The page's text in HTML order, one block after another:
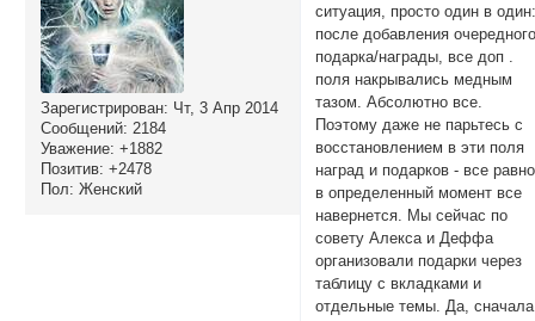
Зарегистрирован: Чт, 3 Апр 2014
Сообщений: 2184
Уважение: +1882
Позитив: +2478
Пол: Женский
ситуация, просто один в
после добавления
подарка/награды, все доп .
поля накрывались медным
тазом. Абсолютно все.
Поэтому даже не парьтесь с
восстановлением в эти поля
наград и подарков - все равно
в определенный момент все
навернется. Мы сейчас по
совету Алекса и Деффа
организовали подарки через
таблицу с вкладками и
отдельные темы. Да, сначала